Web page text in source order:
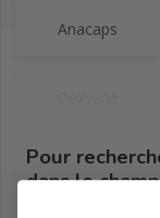
Anacaps
Gel rubéfiant
Pour
dans le